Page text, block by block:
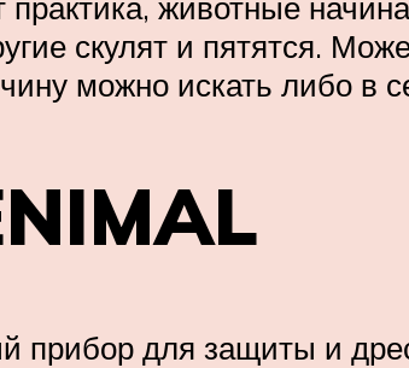
скулят и пятятся.
можно искать либо в
прибор для защиты и